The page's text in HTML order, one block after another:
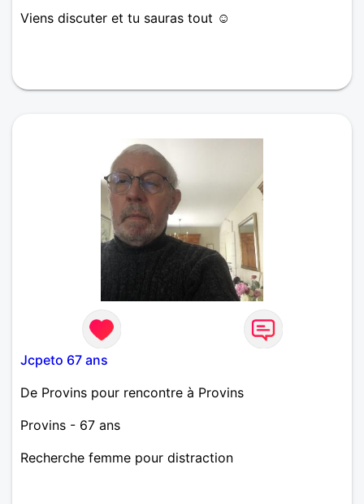
Viens discuter et tu sauras tout ☺️
Jcpeto 67 ans
De Provins pour rencontre à Provins
Provins - 67 ans
Recherche femme pour distraction